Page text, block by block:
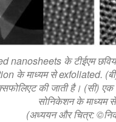
nanosheets के टीईएम
के माध्यम से exfoliated.
की जाती है। (सी)
सोनिकेशन के माध्यम
(अध्ययन और चित्र: